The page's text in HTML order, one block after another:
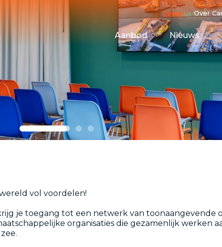
Over
Aanbod
Maritime Testing Ground
Financiering
Huisvesting
Nieuws
vol voordelen!
je toegang tot een netwerk van toonaangevende
organisaties die gezamenlijk werken